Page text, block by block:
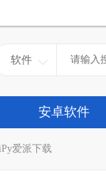
软件
安卓软件
爱派下载